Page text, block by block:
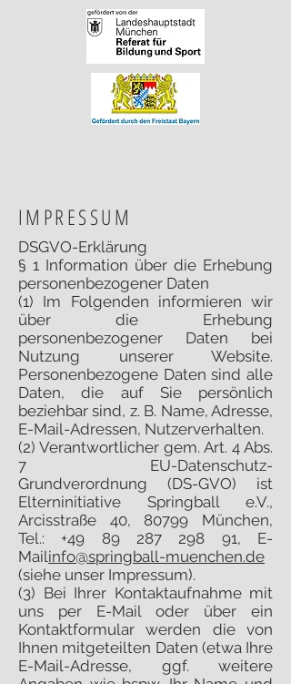
IMPRESSUM
DSGVO-Erklärung
§ 1 Information über die Erhebung
personenbezogener Daten
(1) Im Folgenden informieren wir
über die Erhebung
personenbezogener Daten bei
Nutzung unserer Website.
Personenbezogene Daten sind alle
Daten, die auf Sie persönlich
beziehbar sind, z. B. Name, Adresse,
E-Mail-Adressen, Nutzerverhalten.
(2) Verantwortlicher gem. Art. 4 Abs.
7 EU-Datenschutz-
Grundverordnung (DS-GVO) ist
Elterninitiative Springball e.V.,
Arcisstraße 40, 80799 München,
Tel.: +49 89 287 298 91, E-
Mailinfo@springball-muenchen.de
(siehe unser Impressum).
(3) Bei Ihrer Kontaktaufnahme mit
uns per E-Mail oder über ein
Kontaktformular werden die von
Ihnen mitgeteilten Daten (etwa Ihre
E-Mail-Adresse, ggf. weitere